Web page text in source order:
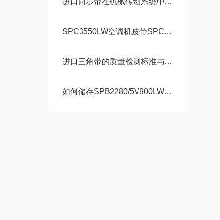
进口同步带在机械传动系统中的作用是什么？
SPC3550LW空调机皮带SPC3550LW皮带的使用方法
进口三角带的质量检测标准与规范
如何储存SPB2280/5V900LW橡胶同步带以及如何使用同步带